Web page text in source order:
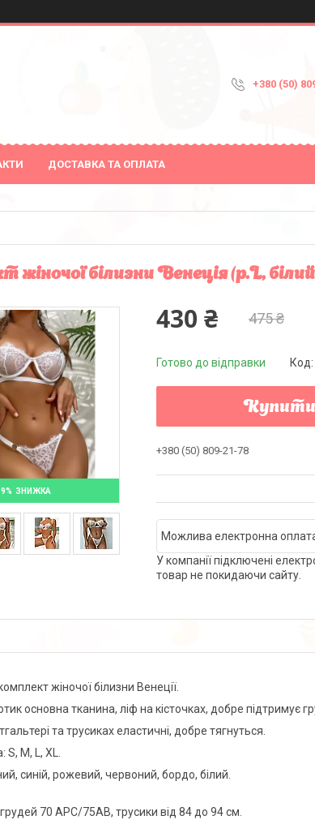
+380 (50)
ДОСТАВКА ТА ОПЛАТА
жіночої білизни Венеція (р.L,
475 ₴
430 ₴
Готово до відправки Код:
Купити
+380 (50) 809-21-78
У компанії підключені
товар не покидаючи сайту.
жіночої білизни Венеції.
основна тканина, ліф на кісточках, добре підтримує
та трусиках еластичні, добре тягнуться.
S, M, L, XL.
синій, рожевий, червоний, бордо, білий.
70 АРС/75АВ, трусики від 84 до 94 см.